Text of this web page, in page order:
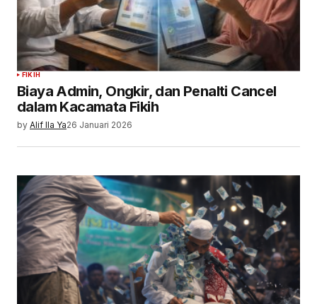
FIKIH
Biaya Admin, Ongkir, dan Penalti Cancel
dalam Kacamata Fikih
by Alif Ila Ya26 Januari 2026